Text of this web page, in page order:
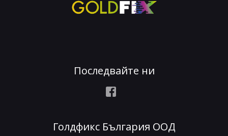
Голдфикс България ООД
Последвайте ни